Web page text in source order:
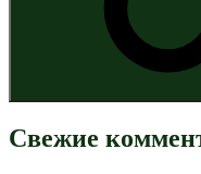
Свежие